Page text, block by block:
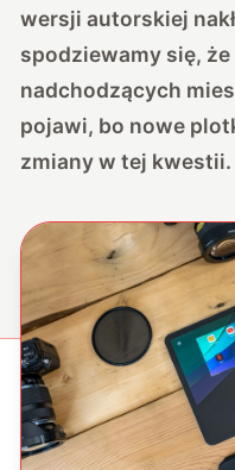
wersji autorskiej
spodziewamy się,
nadchodzących
pojawi, bo nowe
zmiany w tej kwestii.